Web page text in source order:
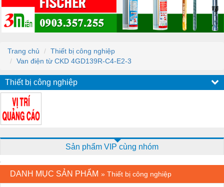
Trang chủ
Thiết bị công nghiệp
Van điện từ CKD 4GD139R-C4-E2-3
Thiết bị công nghiệp
Sản phẩm VIP cùng nhóm
DANH MỤC SẢN PHẨM » Thiết bị công nghiệp